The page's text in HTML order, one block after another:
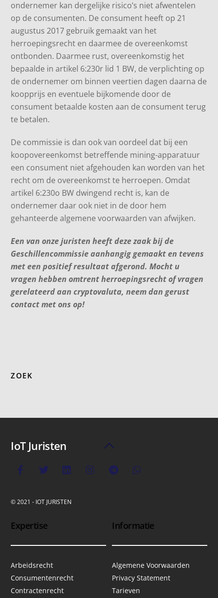
ondernemer kan dergelijke risico’s niet afwentelen
op de consumenten. De consument heeft op 21
augustus 2017 gebruik gemaakt van het
herroepingsrecht en daarmee de overeenkomst
ontbonden. Daarmee rust, overeenkomstig het
bepaalde in artikel 6:230r lid 1 BW, de verplichting op
de ondernemer om binnen veertien dagen daarna de
koopprijs en eventuele bijkomende door de
consument betaalde kosten aan de consument terug
te betalen.
De commissie is dan ook van oordeel dat bij een
koopovereenkomst betreffende mining-apparatuur
een consument niet afgehouden kan worden van het
recht om de overeenkomst te herroepen. Omdat
artikel 6:230o BW dwingend recht is, kan de
ondernemer daar ook niet in de door hem
gehanteerde algemene voorwaarden van afwijken.
Een van onze juristen heeft deze zaak bij de
Geschillencommissie aanhangig gemaakt en tevens
met een positief resultaat afgerond. Mocht u
vragen hebben omtrent herroepingsrecht of vragen
gerelateerd aan cryptovaluta, neem dan gerust
contact met ons op!
ZOEK
Back
Top
IoT Juristen
© 2021 - IOT JURISTEN
Expertise
Arbeidsrecht
Consumentenrecht
Contractenrecht
Informatie
Algemene Voorwaarden
Privacy Statement
Tarieven